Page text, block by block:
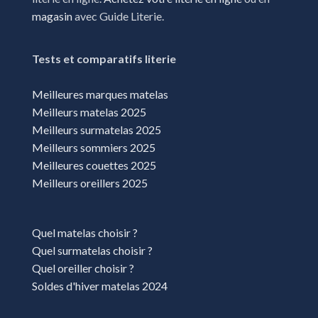
magasinavec Guide Literie.
Tests et comparatifs literie
Meilleures marques matelas
Meilleurs matelas 2025
Meilleurs surmatelas 2025
Meilleurs sommiers 2025
Meilleures couettes 2025
Meilleurs oreillers 2025
Quel matelas choisir ?
Quel surmatelas choisir ?
Quel oreiller choisir ?
Soldes d'hiver matelas 2024